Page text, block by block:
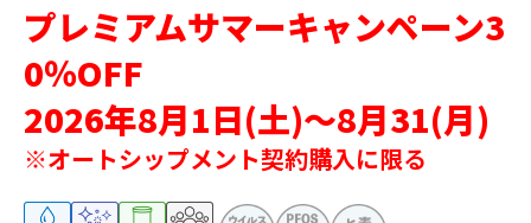
プレミアムサマーキャンペーン3
0％OFF
2026年8月1日(土)～8月31(月)
※オートシップメント契約購入に限る